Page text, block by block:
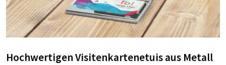
Hochwertigen Visitenkartenetuis aus Metall